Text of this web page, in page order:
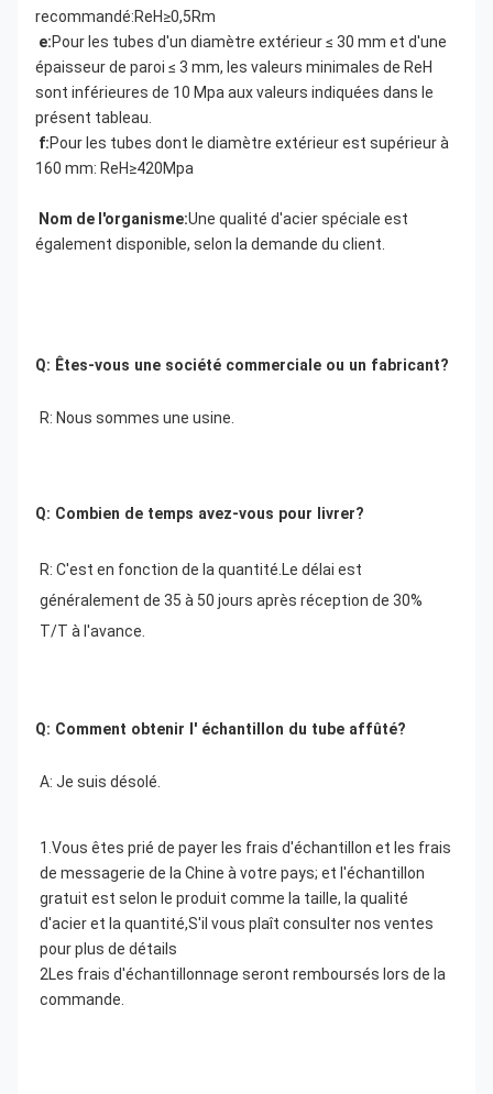
recommandé:ReH≥0,5Rm
e:Pour les tubes d'un diamètre extérieur ≤ 30 mm et d'une
épaisseur de paroi ≤ 3 mm, les valeurs minimales de ReH
sont inférieures de 10 Mpa aux valeurs indiquées dans le
présent tableau.
f:Pour les tubes dont le diamètre extérieur est supérieur à
160 mm: ReH≥420Mpa
Nom de l'organisme:Une qualité d'acier spéciale est
également disponible, selon la demande du client.
Q: Êtes-vous une société commerciale ou un fabricant?
R: Nous sommes une usine.
Q: Combien de temps avez-vous pour livrer?
R: C'est en fonction de la quantité. Le délai est
généralement de 35 à 50 jours après réception de 30%
T/T à l'avance.
Q: Comment obtenir l' échantillon du tube affûté?
A: Je suis désolé.
1.Vous êtes prié de payer les frais d'échantillon et les frais
de messagerie de la Chine à votre pays; et l'échantillon
gratuit est selon le produit comme la taille, la qualité
d'acier et la quantité,S'il vous plaît consulter nos ventes
pour plus de détails
2Les frais d'échantillonnage seront remboursés lors de la
commande.